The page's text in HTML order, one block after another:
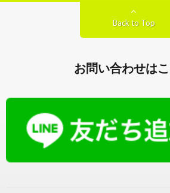
Back to Top
お問い合わせは